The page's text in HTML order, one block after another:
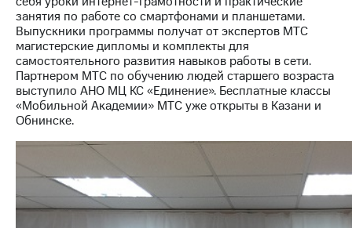
Интервью
Финансовая
отчетность
Контакты
Новости
регионе
и акционерам
Корпоративное
управление
занятия по работе со смартфонами и планшетами.
Выпускники программы получат от экспертов МТС
магистерские дипломы и комплекты для
самостоятельного развития навыков работы в сети.
Партнером МТС по обучению людей старшего возраста
выступило АНО МЦ КС «Единение». Бесплатные классы
«Мобильной Академии» МТС уже открыты в Казани и
Обнинске.